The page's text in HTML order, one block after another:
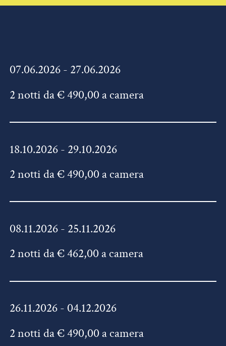
07.06.2026 - 27.06.2026
2 notti da € 490,00 a camera
18.10.2026 - 29.10.2026
2 notti da € 490,00 a camera
08.11.2026 - 25.11.2026
2 notti da € 462,00 a camera
26.11.2026 - 04.12.2026
2 notti da € 490,00 a camera